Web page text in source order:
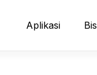
Aplikasi